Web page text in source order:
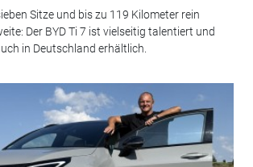
Sitze und bis zu 119 Kilometer rein
Der BYD Ti 7 ist vielseitig talentiert und
in Deutschland erhältlich.